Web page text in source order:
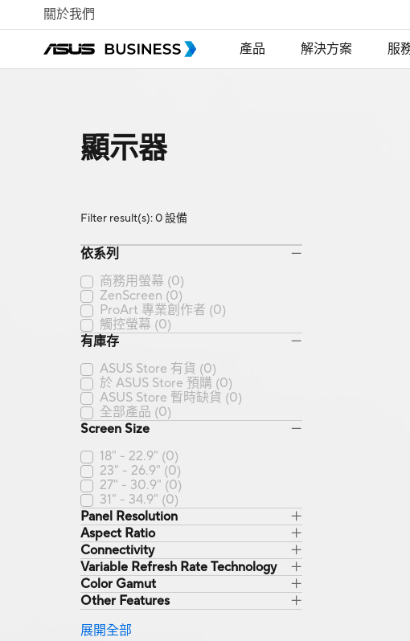
關於我們
產品 解決方案 服
顯示器
Filter result(s): 0 設備
依系列
商務用螢幕 (0)
ZenScreen (0)
ProArt 專業創作者 (0)
觸控螢幕 (0)
有庫存
ASUS Store 有貨 (0)
於 ASUS Store 預購 (0)
ASUS Store 暫時缺貨 (0)
全部產品 (0)
Screen Size
18" - 22.9" (0)
23" - 26.9" (0)
27" - 30.9" (0)
31" - 34.9" (0)
Panel Resolution
Aspect Ratio
Connectivity
Variable Refresh Rate Technology
Color Gamut
Other Features
展開全部